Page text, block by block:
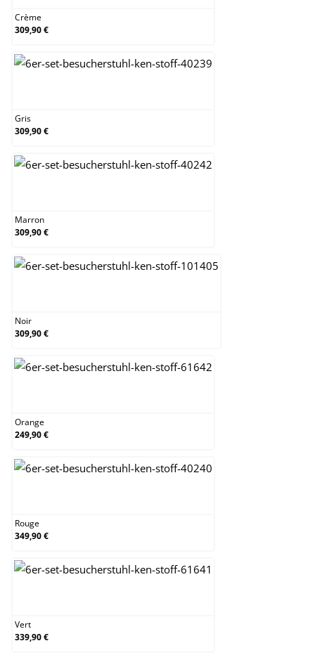
Crème
309,90 €
Gris
309,90 €
Marron
309,90 €
Noir
309,90 €
Orange
249,90 €
Rouge
349,90 €
Vert
339,90 €